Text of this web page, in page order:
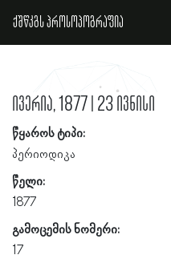
ქშწკგს პროსოპოგრაფია
ივერია, 1877 | 23 ივნისი
წყაროს ტიპი:
პერიოდიკა
წელი:
1877
გამოცემის ნომერი:
17